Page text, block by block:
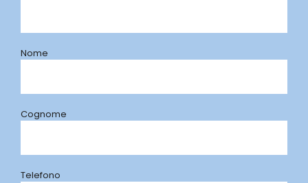
Nome
Cognome
Telefono